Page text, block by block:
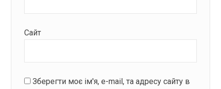
Сайт
Зберегти моє ім'я, e-mail, та адресу сайту в